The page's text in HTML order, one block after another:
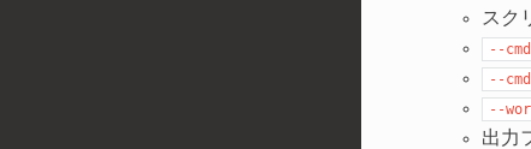
スク
--cmd
--cmd
--
出力